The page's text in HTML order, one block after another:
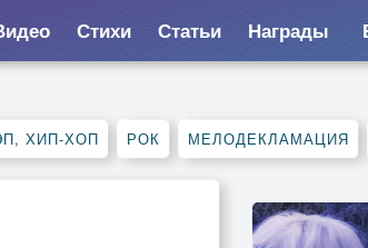
Стихи Статьи Награды
ХИП-ХОП РОК МЕЛОДЕКЛАМАЦИЯ